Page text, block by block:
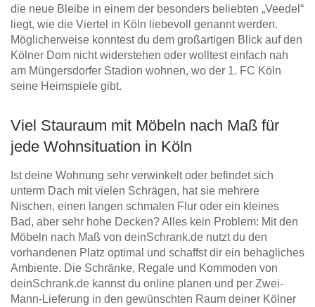
die neue Bleibe in einem der besonders beliebten „Veedel“
liegt, wie die Viertel in Köln liebevoll genannt werden.
Möglicherweise konntest du dem großartigen Blick auf den
Kölner Dom nicht widerstehen oder wolltest einfach nah
am Müngersdorfer Stadion wohnen, wo der 1. FC Köln
seine Heimspiele gibt.
Viel Stauraum mit Möbeln nach Maß für
jede Wohnsituation in Köln
Ist deine Wohnung sehr verwinkelt oder befindet sich
unterm Dach mit vielen Schrägen, hat sie mehrere
Nischen, einen langen schmalen Flur oder ein kleines
Bad, aber sehr hohe Decken? Alles kein Problem: Mit den
Möbeln nach Maß von deinSchrank.de nutzt du den
vorhandenen Platz optimal und schaffst dir ein behagliches
Ambiente. Die Schränke, Regale und Kommoden von
deinSchrank.de kannst du online planen und per Zwei-
Mann-Lieferung in den gewünschten Raum deiner Kölner